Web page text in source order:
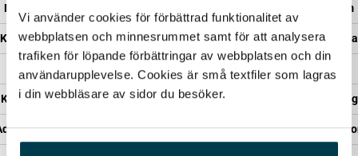
Vi använder cookies för förbättrad funktionalitet av
webbplatsen och minnesrummet samt för att analysera
trafiken för löpande förbättringar av webbplatsen och din
användarupplevelse. Cookies är små textfiler som lagras
i din webbläsare av sidor du besöker.
Minnesrum
Kista – Enkel
Transport
Kistläggning
Kista – Sandholm
Transport
Kistläggning
Representant från Lova
Minnesrum
Kista – Saga
Transport
Kistläggning